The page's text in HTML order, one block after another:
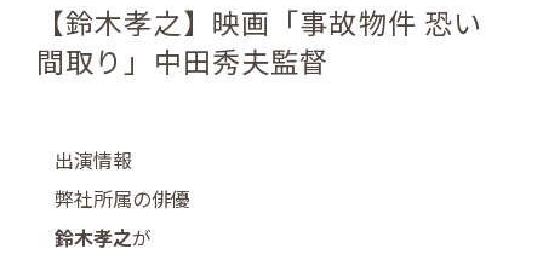
【鈴木孝之】映画「事故物件 恐い
間取り」中田秀夫監督
出演情報
弊社所属の俳優
鈴木孝之が